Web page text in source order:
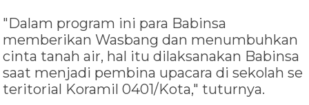
"Dalam program ini para Babinsa
memberikan Wasbang dan menumbuhkan
cinta tanah air, hal itu dilaksanakan Babinsa
saat menjadi pembina upacara di sekolah se
teritorial Koramil 0401/Kota," tuturnya.